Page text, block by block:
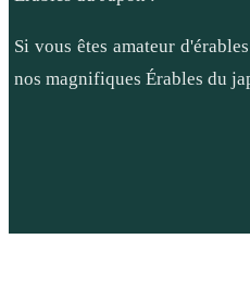
Si vous êtes amateur
nos magnifiques Érables du